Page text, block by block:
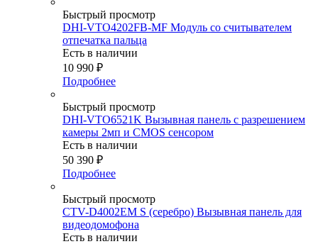
Быстрый просмотр
DHI-VTO4202FB-MF Модуль со считывателем
отпечатка пальца
Есть в наличии
10 990 ₽
Подробнее
Быстрый просмотр
DHI-VTO6521K Вызывная панель с разрешением
камеры 2мп и CMOS сенсором
Есть в наличии
50 390 ₽
Подробнее
Быстрый просмотр
CTV-D4002EM S (серебро) Вызывная панель для
видеодомофона
Есть в наличии